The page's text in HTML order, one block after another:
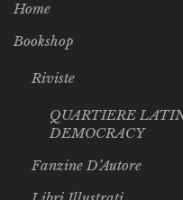
Home
Bookshop
Riviste
QUARTIERE
DEMOCRACY
Fanzine D’Autore